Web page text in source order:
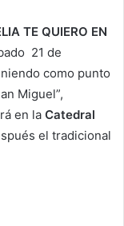
TE QUIERO EN
21 de
como punto
Miguel”,
en la Catedral
el tradicional